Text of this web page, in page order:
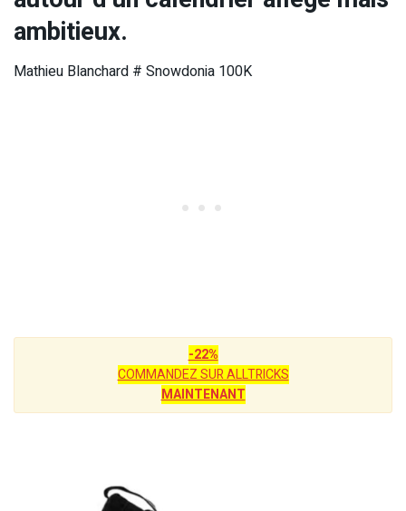
ambitieux.
Mathieu Blanchard # Snowdonia 100K
-22%
COMMANDEZ SUR ALLTRICKS
MAINTENANT